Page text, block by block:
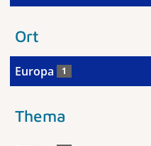
Ort
Europa 1
Thema